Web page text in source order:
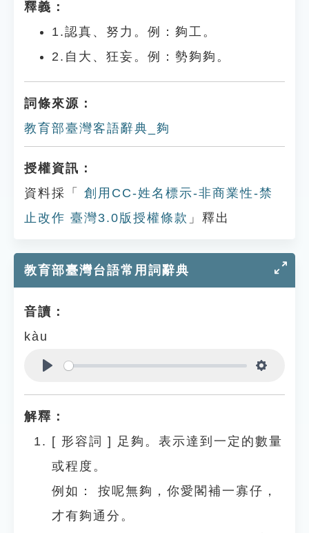
釋義：
1.認真、努力。例：夠工。
2.自大、狂妄。例：勢夠夠。
詞條來源：
教育部臺灣客語辭典_夠
授權資訊：
資料採「
創用CC-姓名標示-非商業性-禁
止改作 臺灣3.0版授權條款 」釋出
教育部臺灣台語常用詞辭典
音讀：
kàu
解釋：
[ 形容詞 ] 足夠。表示達到一定的數量
或程度。
例如：
按呢無夠，你愛閣補一寡仔，
才有夠通分。